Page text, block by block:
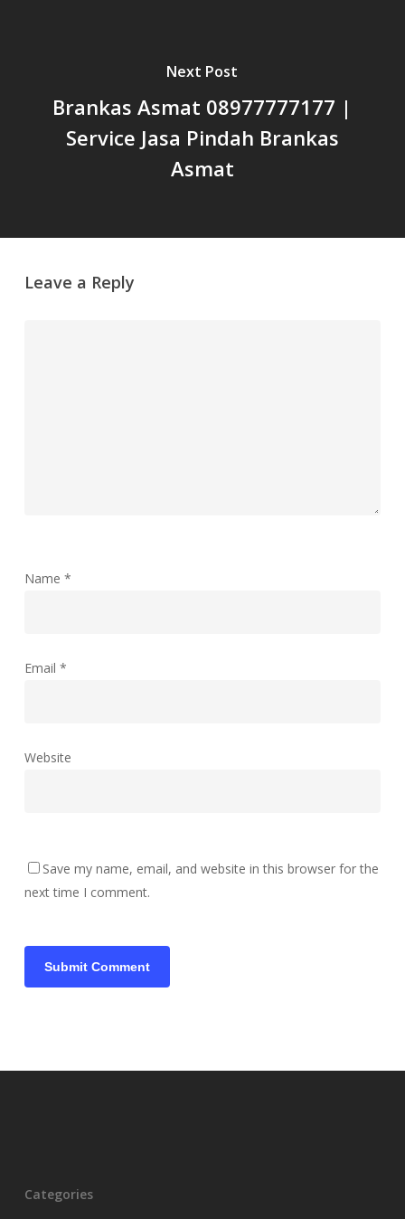
Next Post
Brankas Asmat 08977777177 |
Service Jasa Pindah Brankas
Asmat
Leave a Reply
Name *
Email *
Website
Save my name, email, and website in this browser for the
next time I comment.
Categories